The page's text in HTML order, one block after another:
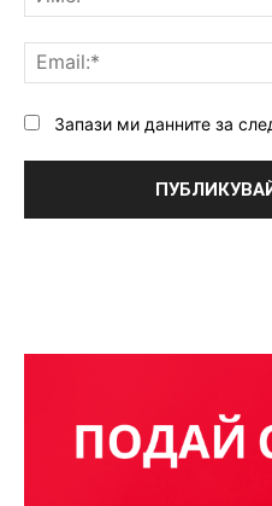
Запази ми данните за